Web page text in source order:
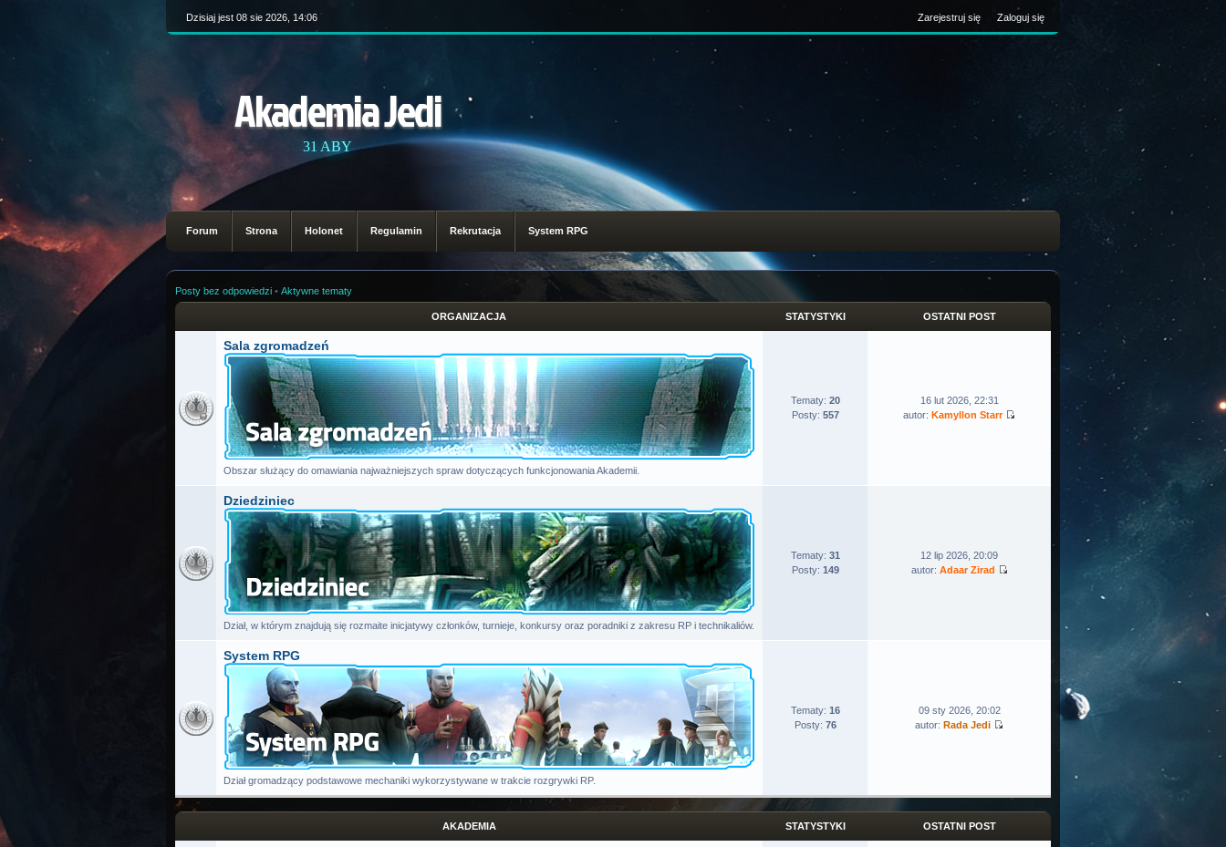
Dzisiaj jest 08 sie 2026, 14:06 Zarejestruj się Zaloguj się
Akademia Jedi
31 ABY
Forum Strona Holonet Regulamin Rekrutacja System RPG
Posty bez odpowiedzi • Aktywne tematy
ORGANIZACJA STATYSTYKI OSTATNI POST
Sala zgromadzeń
Obszar służący do omawiania najważniejszych spraw dotyczących funkcjonowania Akademii.
Tematy: 20
Posty: 557
16 lut 2026, 22:31
autor: Kamyllon Starr
Dziedziniec
Dział, w którym znajdują się rozmaite inicjatywy członków, turnieje, konkursy oraz poradniki z zakresu RP i technikaliów.
Tematy: 31
Posty: 149
12 lip 2026, 20:09
autor: Adaar Zirad
System RPG
Dział gromadzący podstawowe mechaniki wykorzystywane w trakcie rozgrywki RP.
Tematy: 16
Posty: 76
09 sty 2026, 20:02
autor: Rada Jedi
AKADEMIA STATYSTYKI OSTATNI POST